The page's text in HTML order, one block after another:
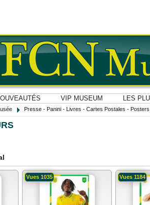
VIP MUSEUM LES
Presse - Panini - Livres - Cartes Postales -
Vues 1035 Vues 1184